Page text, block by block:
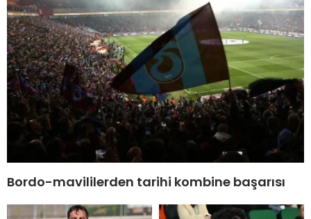
Bordo-mavililerden tarihi kombine başarısı